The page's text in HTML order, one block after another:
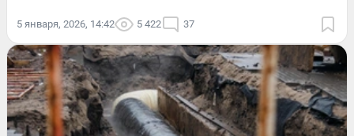
5 января, 2026, 14:42 5 422 37